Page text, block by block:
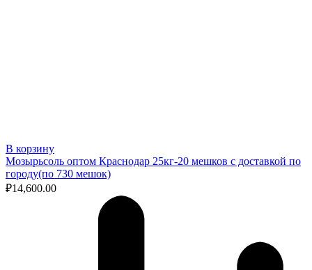
В корзину
Мозырьсоль оптом Краснодар 25кг-20 мешков с доставкой по
городу(по 730 мешок)
₽14,600.00